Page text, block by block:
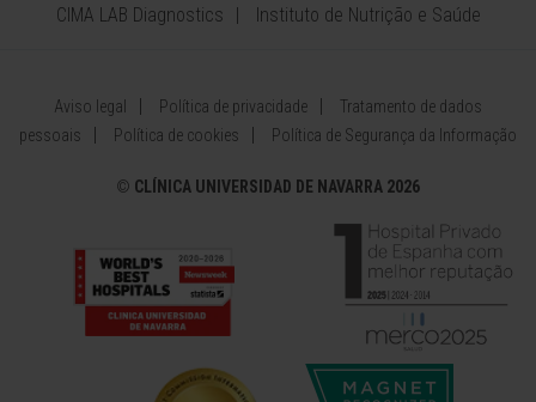
CIMA LAB Diagnostics
Instituto de Nutrição e Saúde
Aviso legal Política de privacidade
Tratamento de dados
pessoais
Política de cookies Política de Segurança da Informação
© CLÍNICA UNIVERSIDAD DE NAVARRA 2026